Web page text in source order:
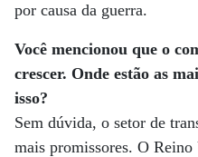
por causa da guerra.
Você mencionou que o
crescer. Onde estão as
isso?
Sem dúvida, o setor de
mais promissores. O